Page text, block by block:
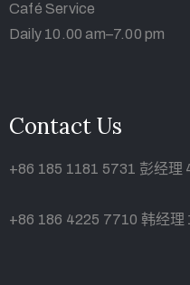
Café Service
Daily 10.00 am–7.00 pm
Contact Us
+86 185 1181 5731 彭经
+86 186 4225 7710 韩经